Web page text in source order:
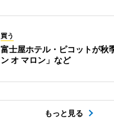
買う
富士屋ホテル・ピコットが
ン オ マロン」など
もっと見る